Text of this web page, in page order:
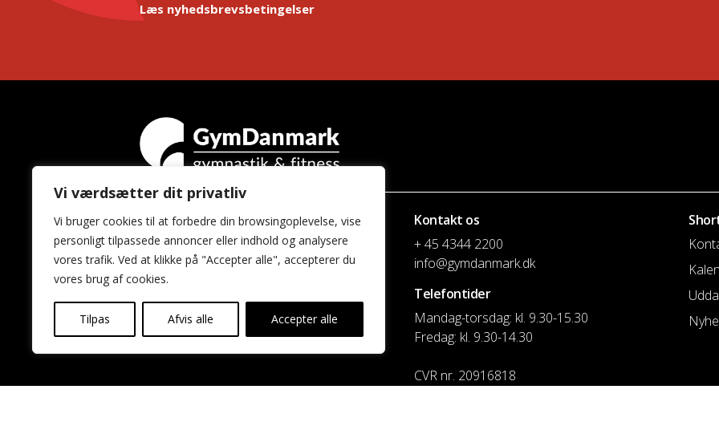
Vi værdsætter dit privatliv
Vi bruger cookies til at forbedre din browsingoplevelse, vise
personligt tilpassede annoncer eller indhold og analysere
vores trafik. Ved at klikke på "Accepter alle", accepterer du
vores brug af cookies.
Tilpas Afvis alle Accepter alle
Læs nyhedsbrevsbetingelser
GymDanmark
Idrættens Hus
Brøndby Stadion 20
2605 Brøndby
Kontakt os
+ 45 4344 2200
info@gymdanmark.dk
Telefontider
Mandag-torsdag: kl. 9.30-15.30
Fredag: kl. 9.30-14.30
CVR nr. 20916818